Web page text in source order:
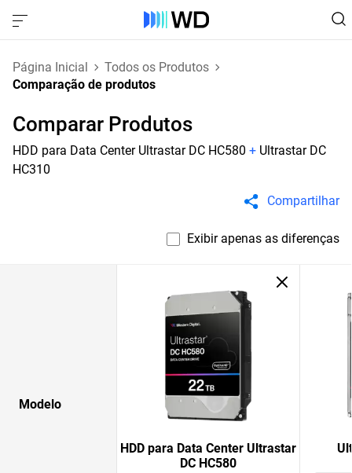
Página Inicial
Todos os Produtos
Comparação de produtos
Comparar Produtos
HDD para Data Center Ultrastar DC HC580 + Ultrastar DC
HC310
Compartilhar
Exibir apenas as diferenças
Modelo
HDD para Data Center Ultrastar
DC HC580